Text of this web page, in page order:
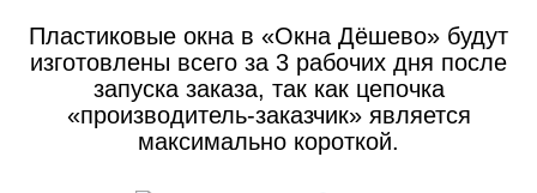
Пластиковые окна в «Окна Дёшево» будут
изготовлены всего за 3 рабочих дня после
запуска заказа, так как цепочка
«производитель-заказчик» является
максимально короткой.